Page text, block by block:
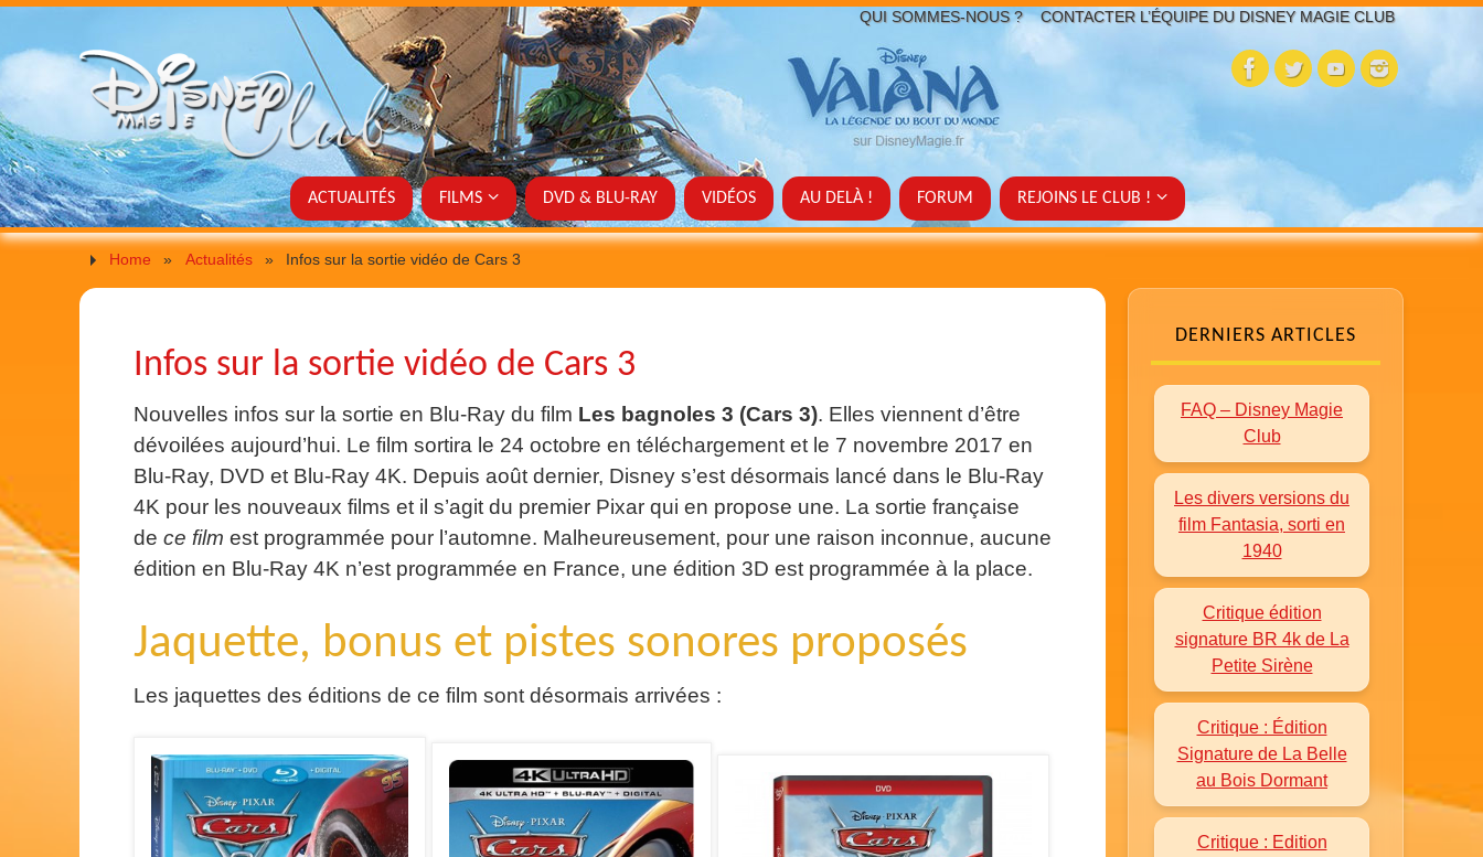
QUI SOMMES-NOUS ? CONTACTER L’ÉQUIPE DU DISNEY MAGIE CLUB
ACTUALITÉS FILMS DVD & BLU-RAY VIDÉOS AU DELÀ ! FORUM REJOINS LE CLUB !
Home » Actualités » Infos sur la sortie vidéo de Cars 3
Infos sur la sortie vidéo de Cars 3
Nouvelles infos sur la sortie en Blu-Ray du film Les bagnoles 3 (Cars 3). Elles viennent d’être
dévoilées aujourd’hui. Le film sortira le 24 octobre en téléchargement et le 7 novembre 2017 en
Blu-Ray, DVD et Blu-Ray 4K. Depuis août dernier, Disney s’est désormais lancé dans le Blu-Ray
4K pour les nouveaux films et il s’agit du premier Pixar qui en propose une. La sortie française
de ce film est programmée pour l’automne. Malheureusement, pour une raison inconnue, aucune
édition en Blu-Ray 4K n’est programmée en France, une édition 3D est programmée à la place.
Jaquette, bonus et pistes sonores proposés
Les jaquettes des éditions de ce film sont désormais arrivées :
DERNIERS ARTICLES
FAQ – Disney Magie
Club
Les divers versions du
film Fantasia, sorti en
1940
Critique édition
signature BR 4k de La
Petite Sirène
Critique : Édition
Signature de La Belle
au Bois Dormant
Critique : Edition